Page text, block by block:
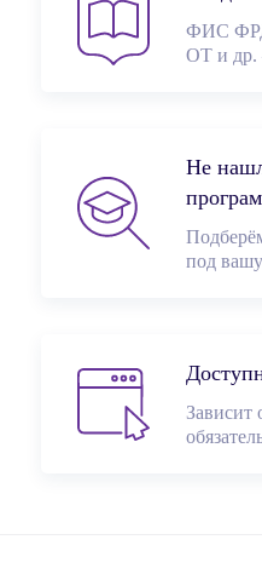
ФИС
ОТ и др.
Не
под
Зависит